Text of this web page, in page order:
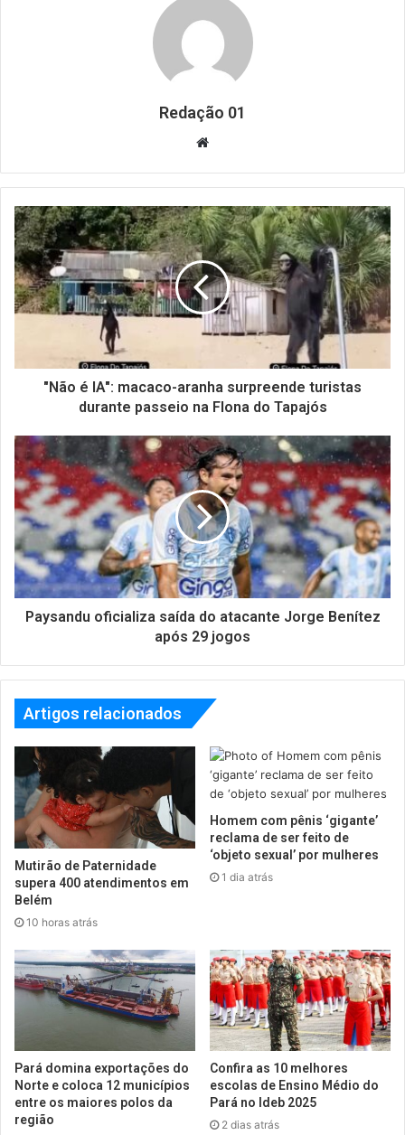
Redação 01
Website
"Não é IA": macaco-aranha surpreende turistas
durante passeio na Flona do Tapajós
Paysandu oficializa saída do atacante Jorge Benítez
após 29 jogos
Artigos relacionados
Mutirão de Paternidade
supera 400 atendimentos em
Belém
10 horas atrás
Homem com pênis ‘gigante’
reclama de ser feito de
‘objeto sexual’ por mulheres
1 dia atrás
Pará domina exportações do
Norte e coloca 12 municípios
entre os maiores polos da
região
Confira as 10 melhores
escolas de Ensino Médio do
Pará no Ideb 2025
2 dias atrás